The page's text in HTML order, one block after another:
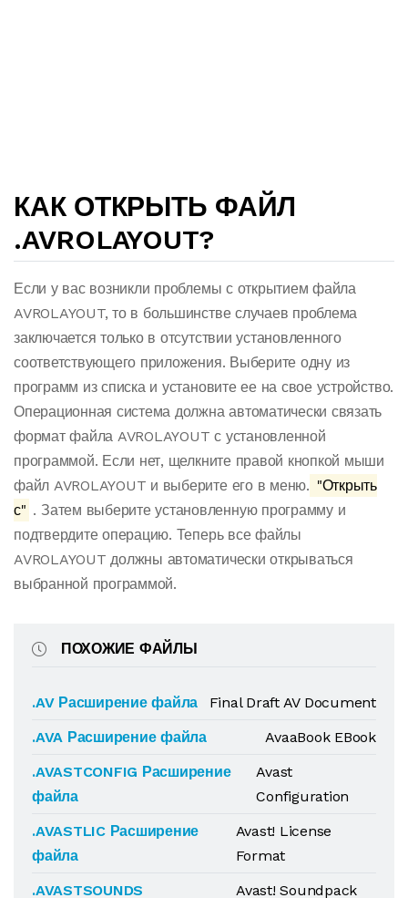
КАК ОТКРЫТЬ ФАЙЛ
.AVROLAYOUT?
Если у вас возникли проблемы с открытием файла
AVROLAYOUT, то в большинстве случаев проблема
заключается только в отсутствии установленного
соответствующего приложения. Выберите одну из
программ из списка и установите ее на свое устройство.
Операционная система должна автоматически связать
формат файла AVROLAYOUT с установленной
программой. Если нет, щелкните правой кнопкой мыши
файл AVROLAYOUT и выберите его в меню. "Открыть
с" . Затем выберите установленную программу и
подтвердите операцию. Теперь все файлы
AVROLAYOUT должны автоматически открываться
выбранной программой.
ПОХОЖИЕ ФАЙЛЫ
.AV Расширение файла
Final Draft AV Document
.AVA Расширение файла
AvaaBook EBook
.AVASTCONFIG Расширение
файла
Avast
Configuration
.AVASTLIC Расширение
файла
Avast! License
Format
.AVASTSOUNDS
Avast! Soundpack